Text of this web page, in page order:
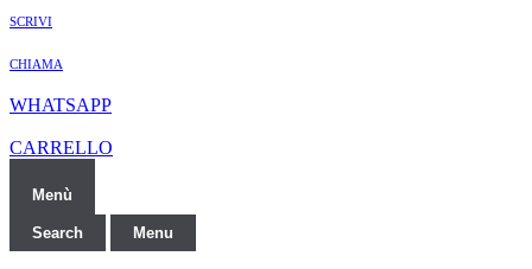
SCRIVI
CHIAMA
WHATSAPP
CARRELLO
Menù
Search Menu